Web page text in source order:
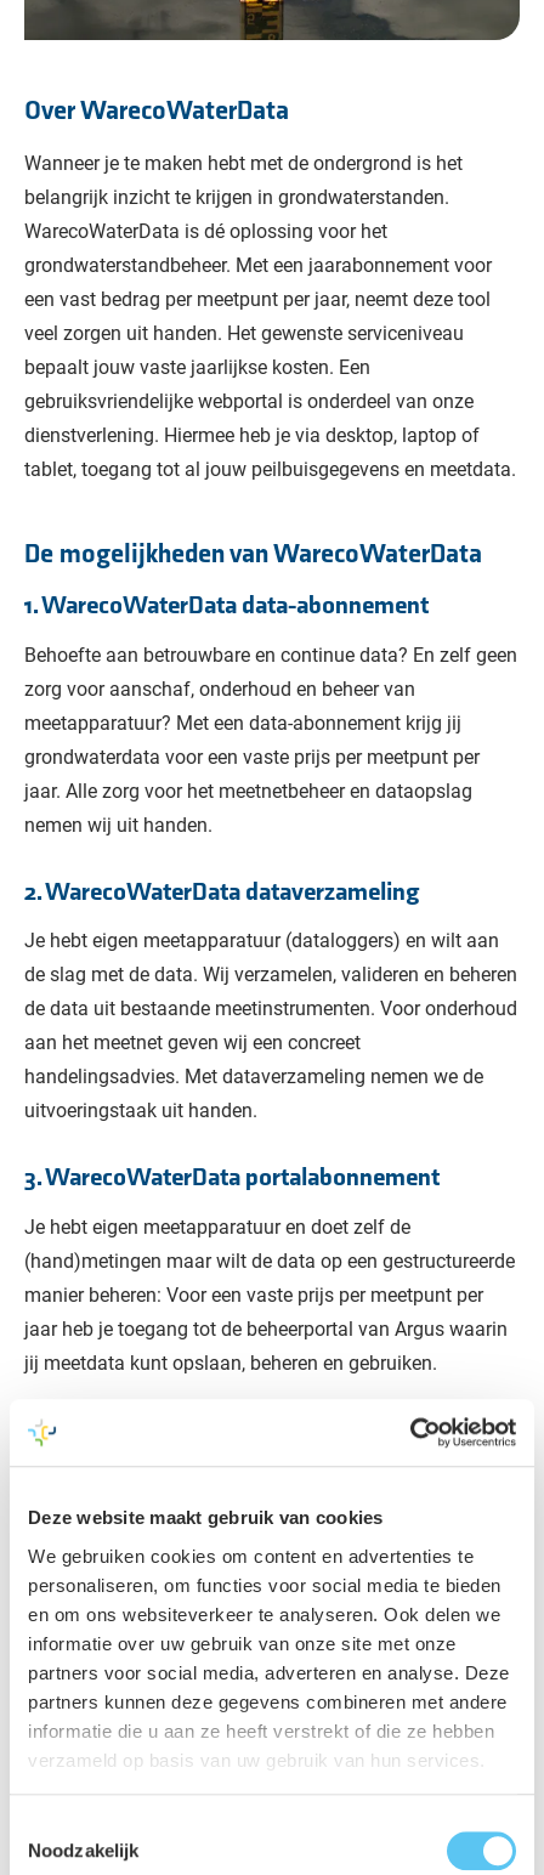
Deze website maakt gebruik van cookies
We gebruiken cookies om content en advertenties te
personaliseren, om functies voor social media te bieden
en om ons websiteverkeer te analyseren. Ook delen we
informatie over uw gebruik van onze site met onze
partners voor social media, adverteren en analyse. Deze
partners kunnen deze gegevens combineren met andere
informatie die u aan ze heeft verstrekt of die ze hebben
verzameld op basis van uw gebruik van hun services.
Noodzakelijk
Over WarecoWaterData
Wanneer je te maken hebt met de ondergrond is het
belangrijk inzicht te krijgen in grondwaterstanden.
WarecoWaterData is dé oplossing voor het
grondwaterstandbeheer. Met een jaarabonnement voor
een vast bedrag per meetpunt per jaar, neemt deze tool
veel zorgen uit handen. Het gewenste serviceniveau
bepaalt jouw vaste jaarlijkse kosten. Een
gebruiksvriendelijke webportal is onderdeel van onze
dienstverlening. Hiermee heb je via desktop, laptop of
tablet, toegang tot al jouw peilbuisgegevens en meetdata.
De mogelijkheden van WarecoWaterData
1. WarecoWaterData data-abonnement
Behoefte aan betrouwbare en continue data? En zelf geen
zorg voor aanschaf, onderhoud en beheer van
meetapparatuur? Met een data-abonnement krijg jij
grondwaterdata voor een vaste prijs per meetpunt per
jaar. Alle zorg voor het meetnetbeheer en dataopslag
nemen wij uit handen.
2. WarecoWaterData dataverzameling
Je hebt eigen meetapparatuur (dataloggers) en wilt aan
de slag met de data. Wij verzamelen, valideren en beheren
de data uit bestaande meetinstrumenten. Voor onderhoud
aan het meetnet geven wij een concreet
handelingsadvies. Met dataverzameling nemen we de
uitvoeringstaak uit handen.
3. WarecoWaterData portalabonnement
Je hebt eigen meetapparatuur en doet zelf de
(hand)metingen maar wilt de data op een gestructureerde
manier beheren: Voor een vaste prijs per meetpunt per
jaar heb je toegang tot de beheerportal van Argus waarin
jij meetdata kunt opslaan, beheren en gebruiken.
WarecoWaterData is een ronkende
grondwater problematiek.